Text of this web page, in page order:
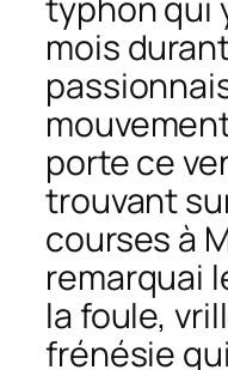
mois
porte ce
trouvant
courses à
remarquai
la foule,
frénésie